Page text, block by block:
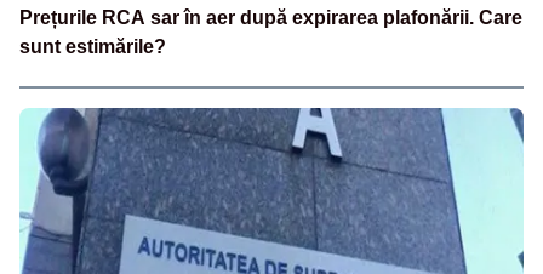
Prețurile RCA sar în aer după expirarea plafonării. Care
sunt estimările?